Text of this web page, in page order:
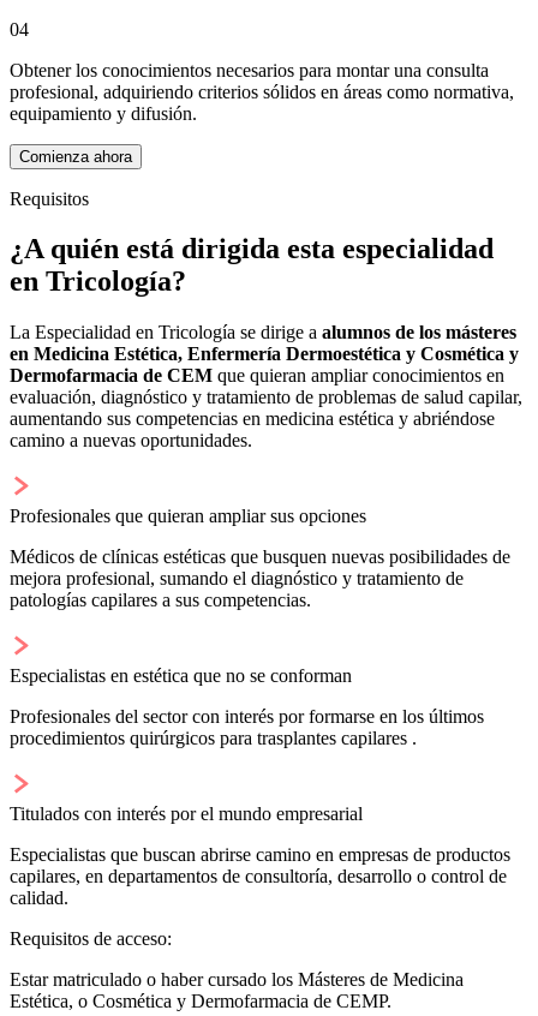
04
Obtener los conocimientos necesarios para montar una consulta
profesional, adquiriendo criterios sólidos en áreas como normativa,
equipamiento y difusión.
Comienza ahora
Requisitos
¿A quién está dirigida esta especialidad
en Tricología?
La Especialidad en Tricología se dirige a alumnos de los másteres
en Medicina Estética, Enfermería Dermoestética y Cosmética y
Dermofarmacia de CEM que quieran ampliar conocimientos en
evaluación, diagnóstico y tratamiento de problemas de salud capilar,
aumentando sus competencias en medicina estética y abriéndose
camino a nuevas oportunidades.
Profesionales que quieran ampliar sus opciones
Médicos de clínicas estéticas que busquen nuevas posibilidades de
mejora profesional, sumando el diagnóstico y tratamiento de
patologías capilares a sus competencias.
Especialistas en estética que no se conforman
Profesionales del sector con interés por formarse en los últimos
procedimientos quirúrgicos para trasplantes capilares .
Titulados con interés por el mundo empresarial
Especialistas que buscan abrirse camino en empresas de productos
capilares, en departamentos de consultoría, desarrollo o control de
calidad.
Requisitos de acceso:
Estar matriculado o haber cursado los Másteres de Medicina
Estética, o Cosmética y Dermofarmacia de CEMP.